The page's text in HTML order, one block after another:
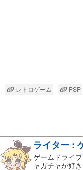
レトロゲーム PSP
ライター :
ゲームドライ
ャガチャが好き